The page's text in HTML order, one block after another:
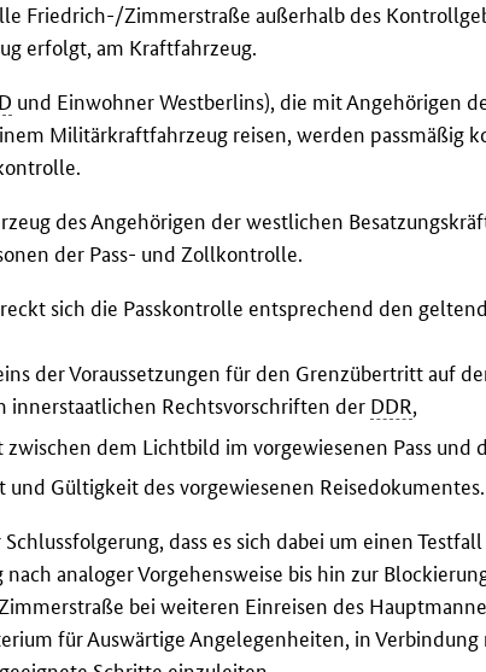
Friedrich-/Zimmerstraße außerhalb des
erfolgt, am Kraftfahrzeug.
und Einwohner Westberlins), die mit Angehörigen
Militärkraftfahrzeug reisen, werden passmäßig
des Angehörigen der westlichen
der Pass- und Zollkontrolle.
sich die Passkontrolle entsprechend den
der Voraussetzungen für den Grenzübertritt auf
innerstaatlichen Rechtsvorschriften der DDR,
dem Lichtbild im vorgewiesenen Pass und
Gültigkeit des vorgewiesenen Reisedokumentes.
dass es sich dabei um einen
analoger Vorgehensweise bis hin zur
bei weiteren Einreisen des
für Auswärtige Angelegenheiten, in